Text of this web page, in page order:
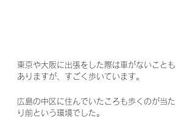
東京や大阪に出張をした際は車がないことも
ありますが、すごく歩いています。
広島の中区に住んでいたころも歩くのが当た
り前という環境でした。